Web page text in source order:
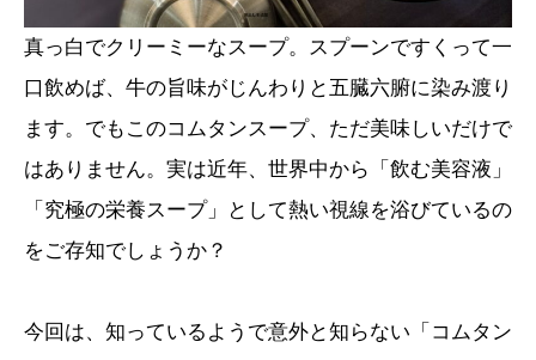
真っ白でクリーミーなスープ。スプーンですくって一
口飲めば、牛の旨味がじんわりと五臓六腑に染み渡り
ます。でもこのコムタンスープ、ただ美味しいだけで
はありません。実は近年、世界中から「飲む美容液」
「究極の栄養スープ」として熱い視線を浴びているの
をご存知でしょうか？
今回は、知っているようで意外と知らない「コムタン